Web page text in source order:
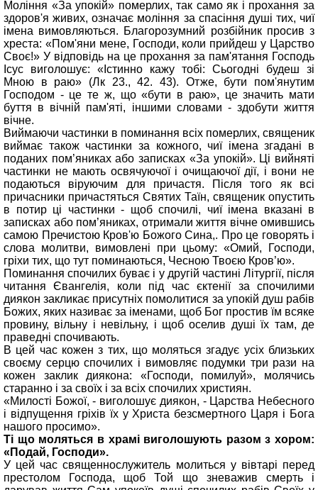
Моління «За упокій» померлих, так само як і прохання за
здоров'я живих, означає моління за спасіння душі тих, чиї
імена вимовляються. Благорозумний розбійник просив з
хреста: «Пом'яни мене, Господи, коли прийдеш у Царство
Своє!» У відповідь на це прохання за пам'ятання Господь
Ісус виголошує: «Істинно кажу тобі: Сьогодні будеш зі
Мною в раю» (Лк 23., 42. 43). Отже, бути пом'янутим
Господом - це те ж, що «бути в раю», це значить мати
буття в вічній пам'яті, іншими словами - здобути життя
вічне.
Виймаючи частинки в поминання всіх померлих, священик
виймає також частинки за кожного, чиї імена згадані в
поданих пом’яниках або записках «За упокій». Ці вийняті
частинки не мають освячуючої і очищаючої дії, і вони не
подаються віруючим для причастя. Після того як всі
причасники причастяться Святих Таїн, священик опустить
в потир ці частинки - щоб спочилі, чиї імена вказані в
записках або пом’яниках, отримали життя вічне омившись
самою Пречистою Кров'ю Божого Сина,. Про це говорять і
слова молитви, вимовлені при цьому: «Омий, Господи,
гріхи тих, що тут поминаються, Чесною Твоєю Кров’ю».
Поминання спочилих буває і у другій частині Літургії, після
читання Євангелія, коли під час єктенії за спочилими
диякон закликає присутніх помолитися за упокій душ рабів
Божих, яких називає за іменами, щоб Бог простив їм всяке
провину, вільну і невільну, і щоб оселив душі їх там, де
праведні спочивають.
В цей час кожен з тих, що моляться згадує усіх близьких
своєму серцю спочилих і вимовляє подумки три рази на
кожен заклик диякона: «Господи, помилуй», молячись
старанно і за своїх і за всіх спочилих християн.
«Милості Божої, - виголошує диякон, - Царства Небесного
і відпущення гріхів їх у Христа безсмертного Царя і Бога
нашого просимо».
Ті що моляться в храмі виголошують разом з хором:
«Подай, Господи».
У цей час священнослужитель молиться у вівтарі перед
престолом Господа, щоб Той що зневажив смерть і